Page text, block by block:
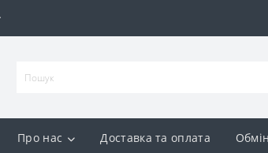
Про нас Доставка та оплата